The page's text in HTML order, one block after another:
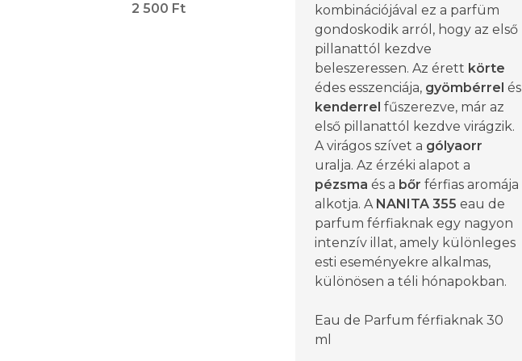
2 500 Ft
kombinációjával ez a parfüm
gondoskodik arról, hogy az első
pillanattól kezdve
beleszeressen. Az érett körte
édes esszenciája, gyömbérrel és
kenderrel fűszerezve, már az
első pillanattól kezdve virágzik.
A virágos szívet a gólyaorr
uralja. Az érzéki alapot a
pézsma és a bőr férfias aromája
alkotja. A NANITA 355 eau de
parfum férfiaknak egy nagyon
intenzív illat, amely különleges
esti eseményekre alkalmas,
különösen a téli hónapokban.
Eau de Parfum férfiaknak 30
ml